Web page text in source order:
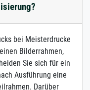
bei Meisterdrucke
Bilderrahmen,
Sie sich für ein
Ausführung eine
Darüber